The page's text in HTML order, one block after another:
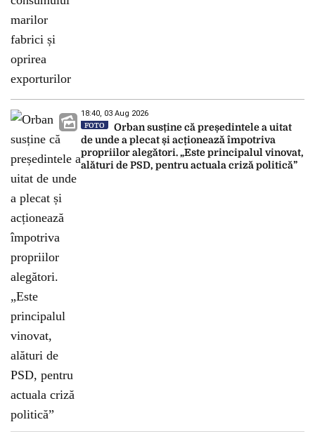
18:40, 03 Aug 2026
FOTO
Orban susține că președintele a uitat
de unde a plecat și acționează împotriva
propriilor alegători. „Este principalul vinovat,
alături de PSD, pentru actuala criză politică”